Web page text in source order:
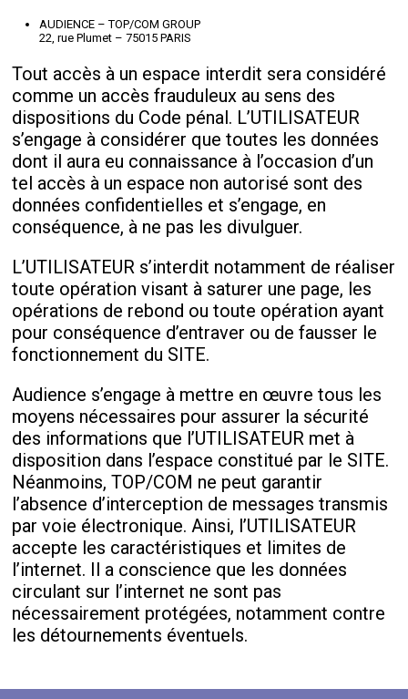
AUDIENCE – TOP/COM GROUP
22, rue Plumet – 75015 PARIS
Tout accès à un espace interdit sera considéré
comme un accès frauduleux au sens des
dispositions du Code pénal. L’UTILISATEUR
s’engage à considérer que toutes les données
dont il aura eu connaissance à l’occasion d’un
tel accès à un espace non autorisé sont des
données confidentielles et s’engage, en
conséquence, à ne pas les divulguer.
L’UTILISATEUR s’interdit notamment de réaliser
toute opération visant à saturer une page, les
opérations de rebond ou toute opération ayant
pour conséquence d’entraver ou de fausser le
fonctionnement du SITE.
Audience s’engage à mettre en œuvre tous les
moyens nécessaires pour assurer la sécurité
des informations que l’UTILISATEUR met à
disposition dans l’espace constitué par le SITE.
Néanmoins, TOP/COM ne peut garantir
l’absence d’interception de messages transmis
par voie électronique. Ainsi, l’UTILISATEUR
accepte les caractéristiques et limites de
l’internet. Il a conscience que les données
circulant sur l’internet ne sont pas
nécessairement protégées, notamment contre
les détournements éventuels.